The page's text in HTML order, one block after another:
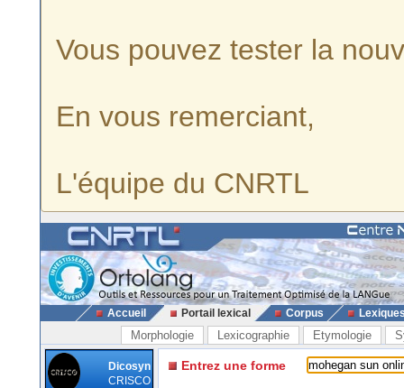
Vous pouvez tester la
En vous remerciant,
L'équipe du CNRTL
Accueil Portail lexical Corpus
Morphologie Lexicographie Etymologie
Dicosyn
CRISCO
Entrez une forme